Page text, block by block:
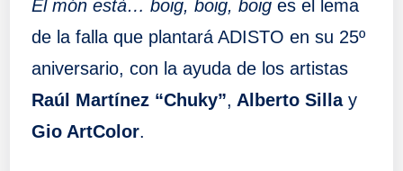
El món està… boig, boig, boiges el lema
de la falla que plantará ADISTO en su 25º
aniversario, con la ayuda de los artistas
Raúl Martínez “Chuky”, Alberto Sillay
Gio ArtColor.